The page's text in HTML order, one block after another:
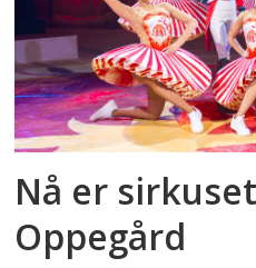
Nå er
Oppegård